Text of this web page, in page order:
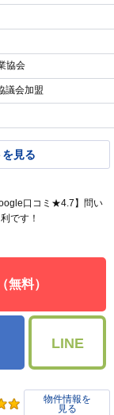
協会
議会加盟
見る
口コミ★4.7】問い
です！
無料）
LINE
物件情報を
見る